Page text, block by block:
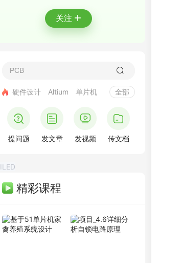
关注 +
硬件设计 Altium 单片机 全部
提问题 发文章 发视频 传文档
精彩课程